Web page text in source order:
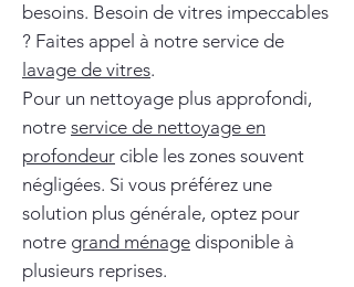
besoins. Besoin de vitres impeccables
? Faites appel à notre service de
lavage de vitres.
Pour un nettoyage plus approfondi,
notre service de nettoyage en
profondeur cible les zones souvent
négligées. Si vous préférez une
solution plus générale, optez pour
notre grand ménage disponible à
plusieurs reprises.